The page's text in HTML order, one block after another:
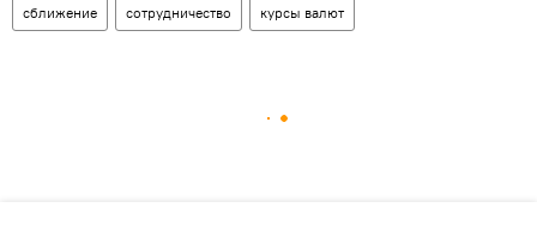
сближение сотрудничество курсы валют